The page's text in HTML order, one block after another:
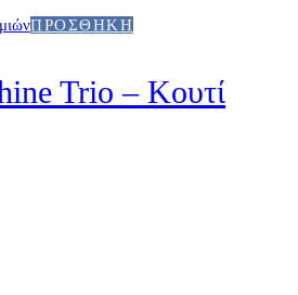
ΠΡΟΣΘΉΚΗ
Trio – Κουτί